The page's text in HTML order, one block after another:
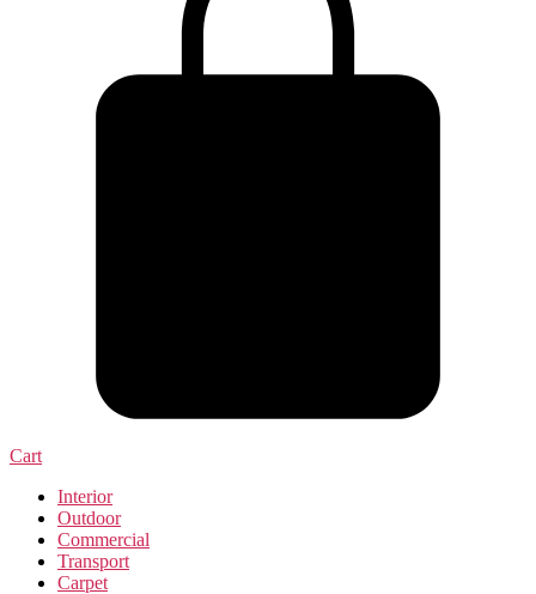
Cart
Interior
Outdoor
Commercial
Transport
Carpet